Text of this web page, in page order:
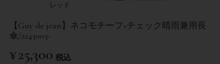
レッド
【Guy de jean】ネコモチーフ×チェック晴雨兼用長
傘/2243003-
¥25,300 税込